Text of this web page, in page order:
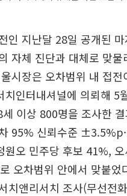
인 지난달 28일 공개된
자체 진단과 대체로 맞
시장은 오차범위 내 접
치인터내셔널에 의뢰해 5
이상 800명을 조사한
95% 신뢰수준
원오 민주당 후보 41%, 오
오차범위 안에서 맞붙었
치앤리서치 조사(무선전